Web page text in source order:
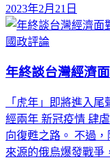
2023年2月21日
國政評論
年終談台灣經濟
「虎年」即將進入
經兩年 新冠疫情 肆
向復甦之路。 不過
來源的俄烏爆發戰爭